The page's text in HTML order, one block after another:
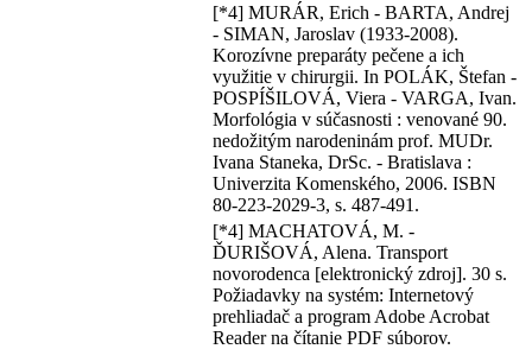
[*4] MURÁR, Erich - BARTA, Andrej
- SIMAN, Jaroslav (1933-2008).
Korozívne preparáty pečene a ich
využitie v chirurgii. In POLÁK, Štefan -
POSPÍŠILOVÁ, Viera - VARGA, Ivan.
Morfológia v súčasnosti : venované 90.
nedožitým narodeninám prof. MUDr.
Ivana Staneka, DrSc. - Bratislava :
Univerzita Komenského, 2006. ISBN
80-223-2029-3, s. 487-491.
[*4] MACHATOVÁ, M. -
ĎURIŠOVÁ, Alena. Transport
novorodenca [elektronický zdroj]. 30 s.
Požiadavky na systém: Internetový
prehliadač a program Adobe Acrobat
Reader na čítanie PDF súborov.